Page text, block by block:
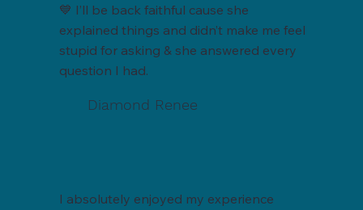
💙 I’ll be back faithful cause she
explained things and didn’t make me feel
stupid for asking & she answered every
question I had.
Diamond Renee
I absolutely enjoyed my experience